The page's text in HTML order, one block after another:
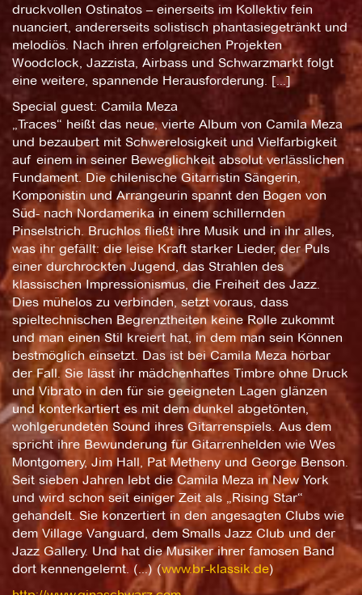
druckvollen Ostinatos – einerseits im Kollektiv fein
nuanciert, andererseits solistisch phantasiegetränkt und
melodiös. Nach ihren erfolgreichen Projekten
Woodclock, Jazzista, Airbass und Schwarzmarkt folgt
eine weitere, spannende Herausforderung. [...]
Special guest: Camila Meza
„Traces“ heißt das neue, vierte Album von Camila Meza
und bezaubert mit Schwerelosigkeit und Vielfarbigkeit
auf einem in seiner Beweglichkeit absolut verlässlichen
Fundament. Die chilenische Gitarristin Sängerin,
Komponistin und Arrangeurin spannt den Bogen von
Süd- nach Nordamerika in einem schillernden
Pinselstrich. Bruchlos fließt ihre Musik und in ihr alles,
was ihr gefällt: die leise Kraft starker Lieder, der Puls
einer durchrockten Jugend, das Strahlen des
klassischen Impressionismus, die Freiheit des Jazz.
Dies mühelos zu verbinden, setzt voraus, dass
spieltechnischen Begrenztheiten keine Rolle zukommt
und man einen Stil kreiert hat, in dem man sein Können
bestmöglich einsetzt. Das ist bei Camila Meza hörbar
der Fall. Sie lässt ihr mädchenhaftes Timbre ohne Druck
und Vibrato in den für sie geeigneten Lagen glänzen
und konterkartiert es mit dem dunkel abgetönten,
wohlgerundeten Sound ihres Gitarrenspiels. Aus dem
spricht ihre Bewunderung für Gitarrenhelden wie Wes
Montgomery, Jim Hall, Pat Metheny und George Benson.
Seit sieben Jahren lebt die Camila Meza in New York
und wird schon seit einiger Zeit als „Rising Star“
gehandelt. Sie konzertiert in den angesagten Clubs wie
dem Village Vanguard, dem Smalls Jazz Club und der
Jazz Gallery. Und hat die Musiker ihrer famosen Band
dort kennengelernt. (...) (www.br-klassik.de)